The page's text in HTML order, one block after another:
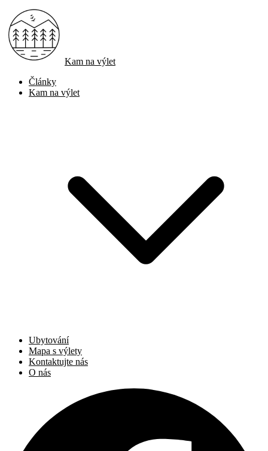
Kam na výlet
Články
Kam na výlet
Ubytování
Mapa s výlety
Kontaktujte nás
O nás